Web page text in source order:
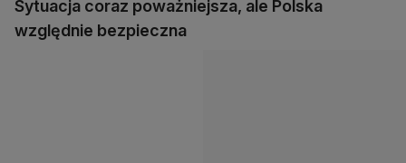
Sytuacja coraz poważniejsza, ale Polska
względnie bezpieczna